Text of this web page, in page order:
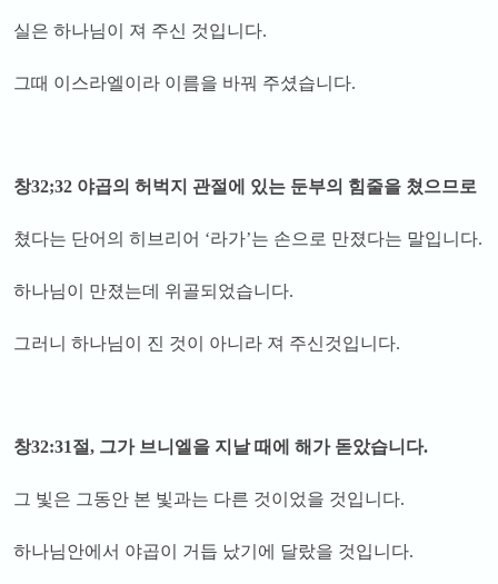
실은 하나님이 져 주신 것입니다.
그때 이스라엘이라 이름을 바꿔 주셨습니다.
창32;32 야곱의 허벅지 관절에 있는 둔부의 힘줄을 쳤으므로
쳤다는 단어의 히브리어 ‘라가’는 손으로 만졌다는 말입니다.
하나님이 만졌는데 위골되었습니다.
그러니 하나님이 진 것이 아니라 져 주신것입니다.
창32:31절, 그가 브니엘을 지날 때에 해가 돋았습니다.
그 빛은 그동안 본 빛과는 다른 것이었을 것입니다.
하나님안에서 야곱이 거듭 났기에 달랐을 것입니다.